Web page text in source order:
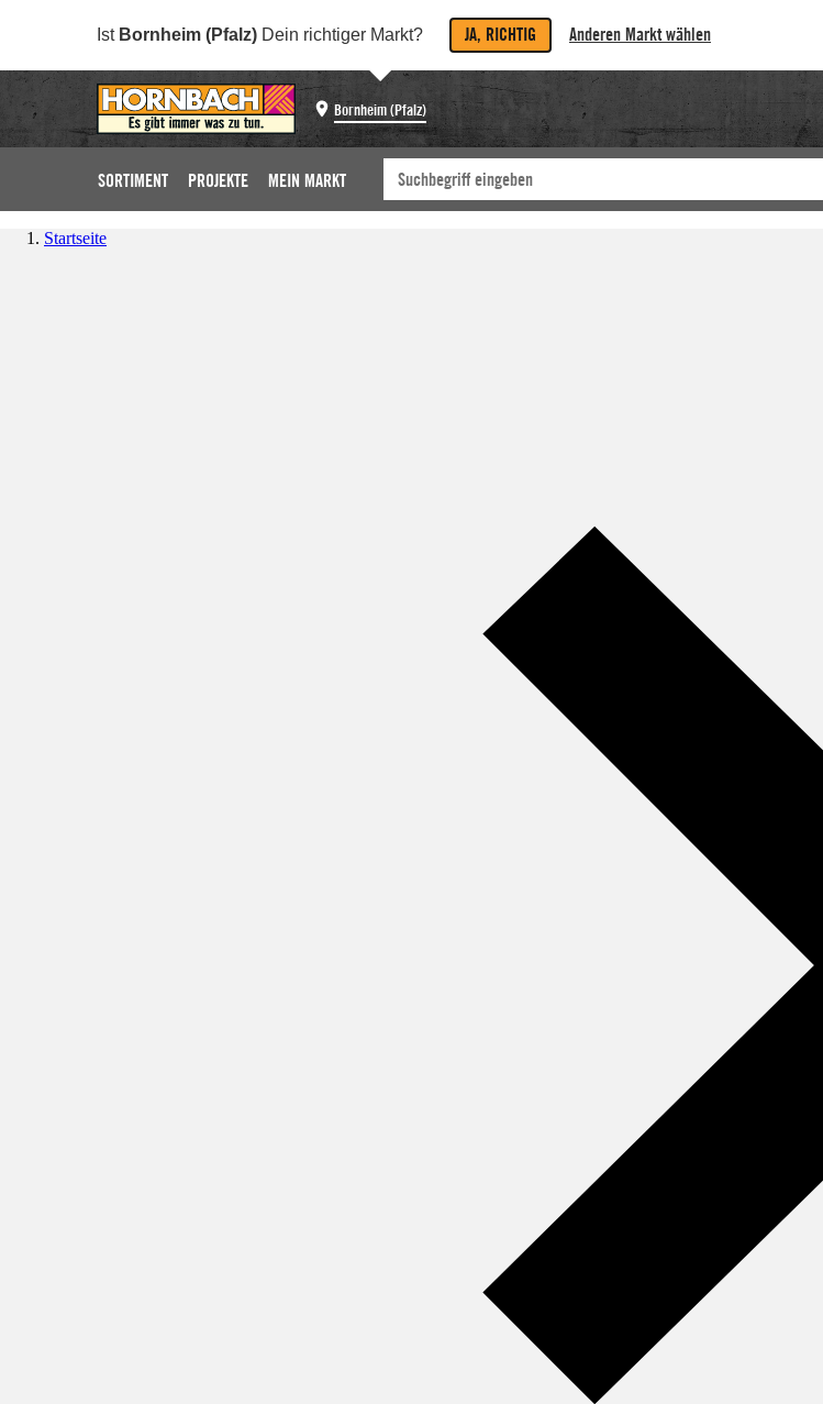
Ist Bornheim (Pfalz) Dein richtiger Markt? JA, RICHTIG Anderen Markt wählen
Bornheim (Pfalz)
SORTIMENT PROJEKTE MEIN MARKT
Startseite